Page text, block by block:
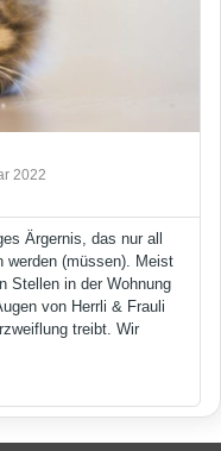
2022
Ärgernis, das nur all
werden (müssen). Meist
Stellen in der Wohnung
von Herrli & Frauli
treibt. Wir